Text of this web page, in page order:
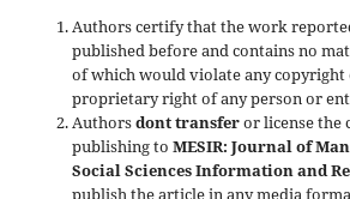
Authors certify that the work
published before and contains no
of which would violate any
proprietary right of any person or
Authorsdont transferor license the
publishing to MESIR: Journal of
Social Sciences Information and
publish the article in any media